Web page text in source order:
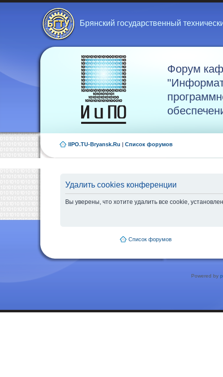
Брянский государственный
Форум
IIPO.TU-Bryansk.Ru | Список форумов
Удалить cookies конференции
Вы уверены, что хотите удалить все cookie,
Список форумов
Powered by